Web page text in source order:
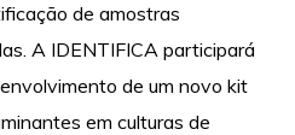
de amostras
A IDENTIFICA participará
de um novo kit
em culturas de